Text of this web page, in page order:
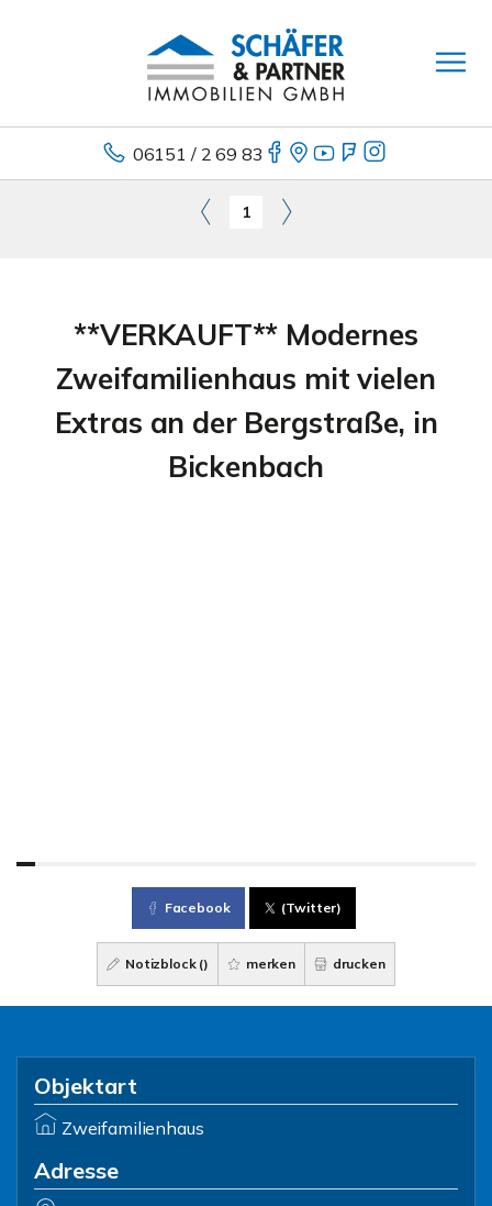
06151 / 2 69 83
1
**VERKAUFT** Modernes
Zweifamilienhaus mit vielen
Extras an der Bergstraße, in
Bickenbach
Facebook (Twitter)
Notizblock () merken drucken
Objektart
Zweifamilienhaus
Adresse